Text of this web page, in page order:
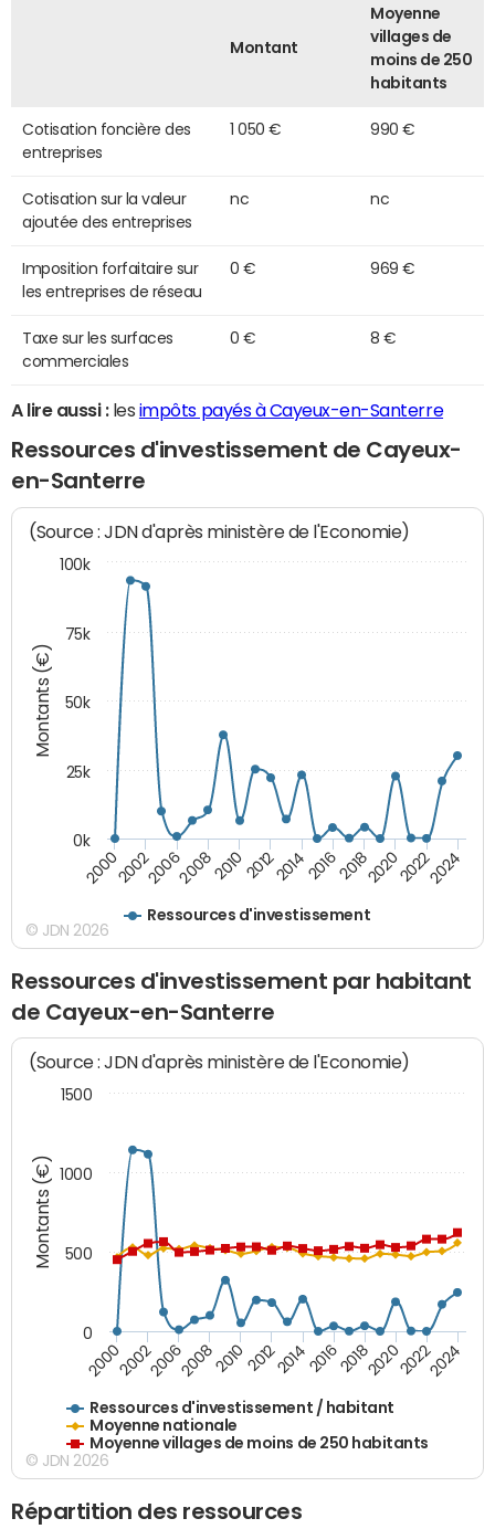
Montant
Moyenne
villages de
moins de 250
habitants
Cotisation foncière des
entreprises
1 050 € 990 €
Cotisation sur la valeur
ajoutée des entreprises
nc nc
Imposition forfaitaire sur
les entreprises de réseau
0 € 969 €
Taxe sur les surfaces
commerciales
0 € 8 €
A lire aussi :les impôts payés à Cayeux-en-Santerre
Ressources d'investissement de Cayeux-
en-Santerre
Montants (€)
(Source : JDN d'après ministère de l'Economie)
Ressources d'investissement
200020022006200820102012201420162018202020222024
0k
25k
50k
75k
100k
© JDN 2026
Ressources d'investissement par habitant
de Cayeux-en-Santerre
Montants (€)
(Source : JDN d'après ministère de l'Economie)
Ressources d'investissement / habitant
Moyenne nationale
Moyenne villages de moins de 250 habitants
200020022006200820102012201420162018202020222024
0
500
1000
1500
© JDN 2026
Répartition des ressources